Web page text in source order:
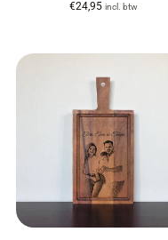
€24,95 incl. btw